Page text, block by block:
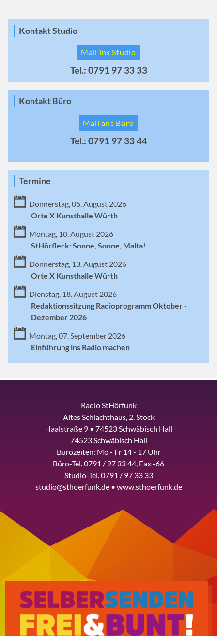
Kontakt Studio
Mail ins Studio
Tel.: 0791 97 33 33
Kontakt Büro
Mail ans Büro
Tel.: 0791 97 33 44
Termine
Donnerstag, 06. August 2026
Orte X Kunsthalle Würth
Montag, 10. August 2026
StHörfleck: Sonne, Sonne, Malta!
Donnerstag, 13. August 2026
Orte X Kunsthalle Würth
Dienstag, 18. August 2026
Redaktionssitzung Radioprogramm Oktober -
Dezember 2026
Montag, 07. September 2026
Einführung ins Radio machen
Radio StHörfunk
Altes Schlachthaus, 2. Stock
Haalstraße 9 • 74523 Schwäbisch Hall
74523 Schwäbisch Hall
Bürozeiten: Mo - Fr 14 - 17 Uhr
Büro-Tel. 0791 / 97 33 44, Fax -66
Studio-Tel. 0791 / 97 33 33
studio@sthoerfunk.de • www.sthoerfunk.de